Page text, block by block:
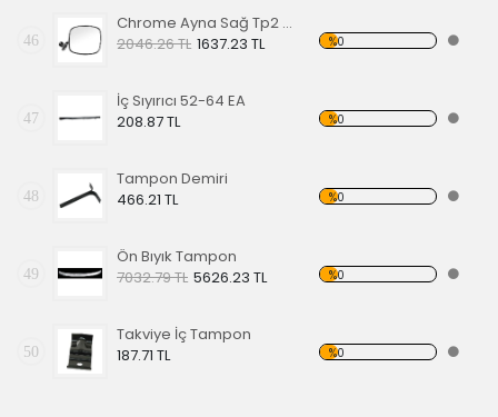
46
Chrome Ayna Sağ Tp2 68-79
2046.26 TL 1637.23 TL %0
47
İç Sıyırıcı 52-64 EA
208.87 TL
%0
48
Tampon Demiri
466.21 TL
%0
49
Ön Bıyık Tampon
7032.79 TL 5626.23 TL %0
50
Takviye İç Tampon
187.71 TL
%0